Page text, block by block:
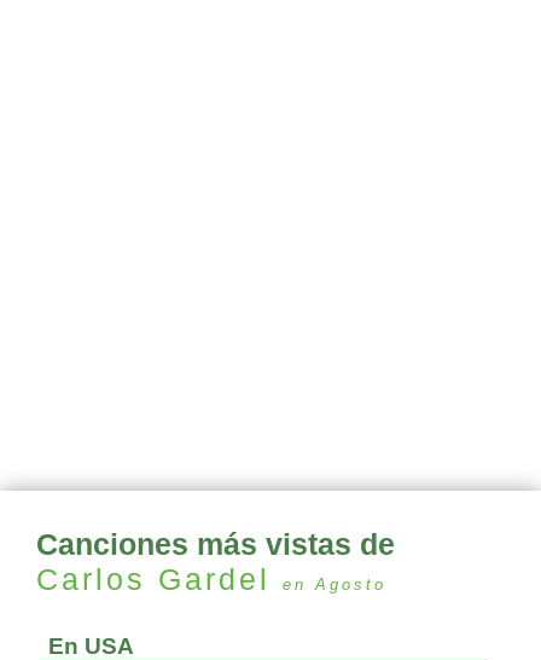
Canciones más vistas de
Carlos Gardel
en Agosto
En USA